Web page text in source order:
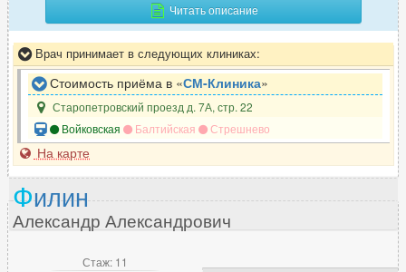
Читать описание
Врач принимает в следующих клиниках:
Стоимость приёма в «СМ-Клиника»
Старопетровский проезд д. 7А, стр. 22
Войковская
Балтийская Стрешнево
На карте
Стаж: 11
Филин
Александр Александрович